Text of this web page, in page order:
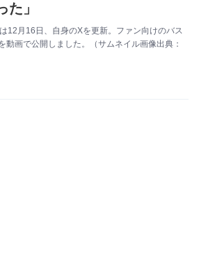
た」
12月16日、自身のXを更新。ファン向けのバス
動画で公開しました。（サムネイル画像出典：